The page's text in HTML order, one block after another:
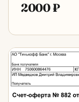
2000 ₽
Произвольные